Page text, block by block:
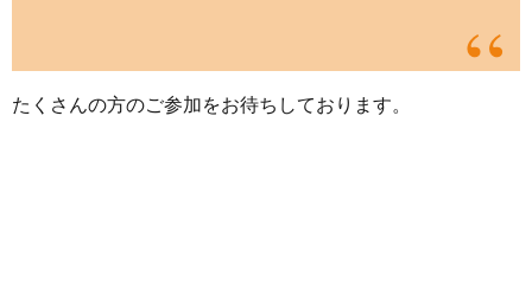
たくさんの方のご参加をお待ちしております。